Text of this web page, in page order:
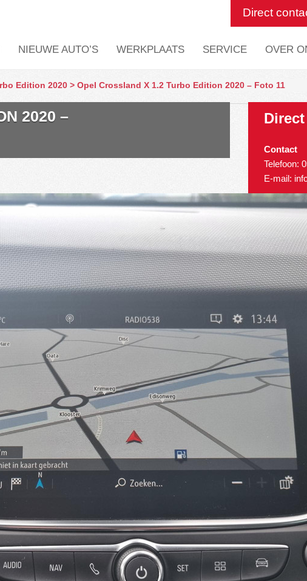
Direct
NIEUWE AUTO’S WERKPLAATS SERVICE OVER
Edition 2020 > Opel Crossland X 1.2 Turbo Edition 2020 – Foto 11
2020 –
Contact
Telefoon:
E-mail: